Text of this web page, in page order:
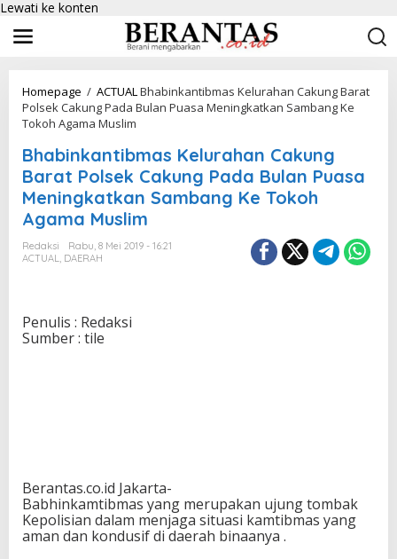
Lewati ke konten
Homepage / ACTUALBhabinkantibmas Kelurahan Cakung Barat
Polsek Cakung Pada Bulan Puasa Meningkatkan Sambang Ke
Tokoh Agama Muslim
Bhabinkantibmas Kelurahan Cakung
Barat Polsek Cakung Pada Bulan Puasa
Meningkatkan Sambang Ke Tokoh
Agama Muslim
Redaksi
Rabu, 8 Mei 2019 - 16:21
ACTUAL, DAERAH
Penulis : Redaksi
Sumber : tile
Berantas.co.id Jakarta-
Babhinkamtibmas yang merupakan ujung tombak
Kepolisian dalam menjaga situasi kamtibmas yang
aman dan kondusif di daerah binaanya .